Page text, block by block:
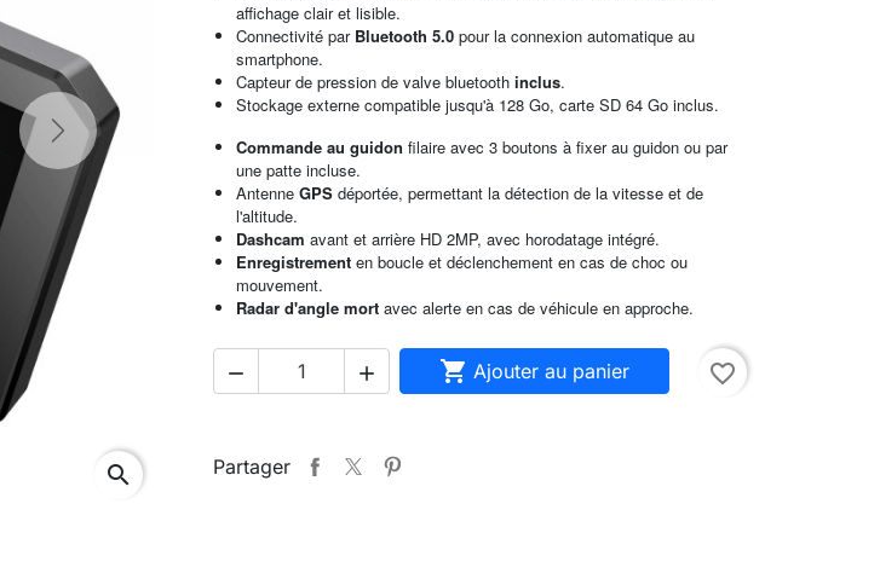
Next
search
affichage clair et lisible.
Connectivité par Bluetooth 5.0 pour la connexion automatique au
smartphone.
Capteur de pression de valve bluetoothinclus.
Stockage externe compatible jusqu'à 128 Go, carte SD 64 Go inclus.
Commande au guidon filaire avec 3 boutons à fixer au guidon ou par
une patte incluse.
AntenneGPSdéportée, permettant la détection de la vitesse et de
l'altitude.
Dashcamavant et arrière HD 2MP, avec horodatage intégré.
Enregistrementen boucle et déclenchement en cas de choc ou
mouvement.
Radar d'angle mort avec alerte en cas de véhicule en approche.
   Ajouter au panier favorite_border
Partager